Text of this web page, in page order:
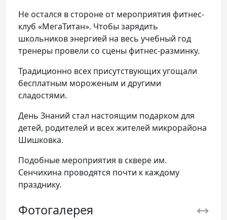
Не остался в стороне от мероприятия фитнес-
клуб «МегаТитан». Чтобы зарядить
школьников энергией на весь учебный год
тренеры провели со сцены фитнес-разминку.
Традиционно всех присутствующих угощали
бесплатным мороженым и другими
сладостями.
День Знаний стал настоящим подарком для
детей, родителей и всех жителей микрорайона
Шишковка.
Подобные мероприятия в сквере им.
Сенчихина проводятся почти к каждому
празднику.
Фотогалерея